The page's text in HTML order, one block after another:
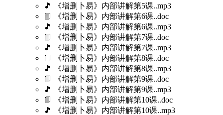
🎵 《增删卜易》内部讲解第5课..mp3
📘 《增删卜易》内部讲解第6课..doc
🎵 《增删卜易》内部讲解第6课..mp3
📘 《增删卜易》内部讲解第7课..doc
🎵 《增删卜易》内部讲解第7课..mp3
📘 《增删卜易》内部讲解第8课..doc
🎵 《增删卜易》内部讲解第8课..mp3
📘 《增删卜易》内部讲解第9课..doc
🎵 《增删卜易》内部讲解第9课..mp3
📘 《增删卜易》内部讲解第10课..doc
🎵 《增删卜易》内部讲解第10课..mp3